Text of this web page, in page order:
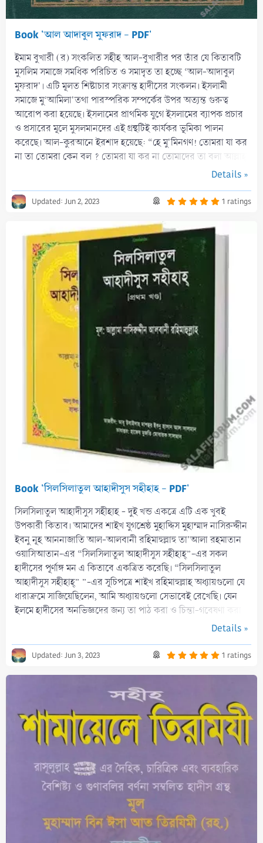
Book 'আল আদাবুল মুফরাদ - PDF'
ইমাম বুখারী (র) সংকলিত সহীহ আল-বুখারীর পর তাঁর যে কিতাবটি
মুসলিম সমাজে সমধিক পরিচিত ও সমাদৃত তা হচ্ছে ‘আল-আদাবুল
মুফরাদ'। এটি মূলত শিষ্টাচার সংক্রান্ত হাদীসের সংকলন। ইসলামী
সমাজে মু‘আমিলা'তথা পারস্পরিক সম্পর্কের উপর অত্যন্ত গুরুত্ব
আরোপ করা হয়েছে। ইসলামের প্রাথমিক যুগে ইসলামের ব্যাপক প্রচার
ও প্রসারের মূলে মুসলমানদের এই গ্রন্থটিই কার্যকর ভূমিকা পালন
করেছে। আল-কুরআনে ইরশাদ হয়েছে: “হে মু'মিনগণ! তোমরা যা কর
না তা তোমরা কেন বল ? তোমরা যা কর না তোমাদের তা বলা আল্লাহ্
Details »
Updated: Jun 2, 2023 5
t
1 ratings
Book 'সিলসিলাতুল আহাদীসুস সহীহাহ - PDF'
সিলসিলাতুল আহাদীসুস সহীহাহ - দুই খন্ড একত্রে এটি এক খুবই
উপকারী কিতাব। আমাদের শাইখ যুগশ্রেষ্ঠ মুহাদ্দিস মুহাম্মাদ নাসিরুদ্দীন
ইবনু নূহ আননাজাতি আল-আলবানী রহিমাহুল্লাহু তা'আলা রহমাতান
ওয়াসিআতান-এর “সিলসিলাতুল আহাদীসুস সহীহাহ্”-এর সকল
হাদীসের পূর্ণাঙ্গ মন এ কিতাবে একত্রিত করেছি। “সিলসিলাতুল
আহাদীসুস সহীহাহ্” ”-এর সূচিপত্রে শাইখ রহিমাহুল্লাহ অধ্যায়গুলো যে
ধারাক্রমে সাজিয়েছিলেন, আমি অধ্যায়গুলো সেভাবেই রেখেছি। যেন
ইলমে হাদীসের অনভিজ্ঞদের জন্য তা পাঠ করা ও চিন্তা-গবেষণা করা
Details »
Updated: Jun 3, 2023 5
0
r
(
s
)
1 ratings